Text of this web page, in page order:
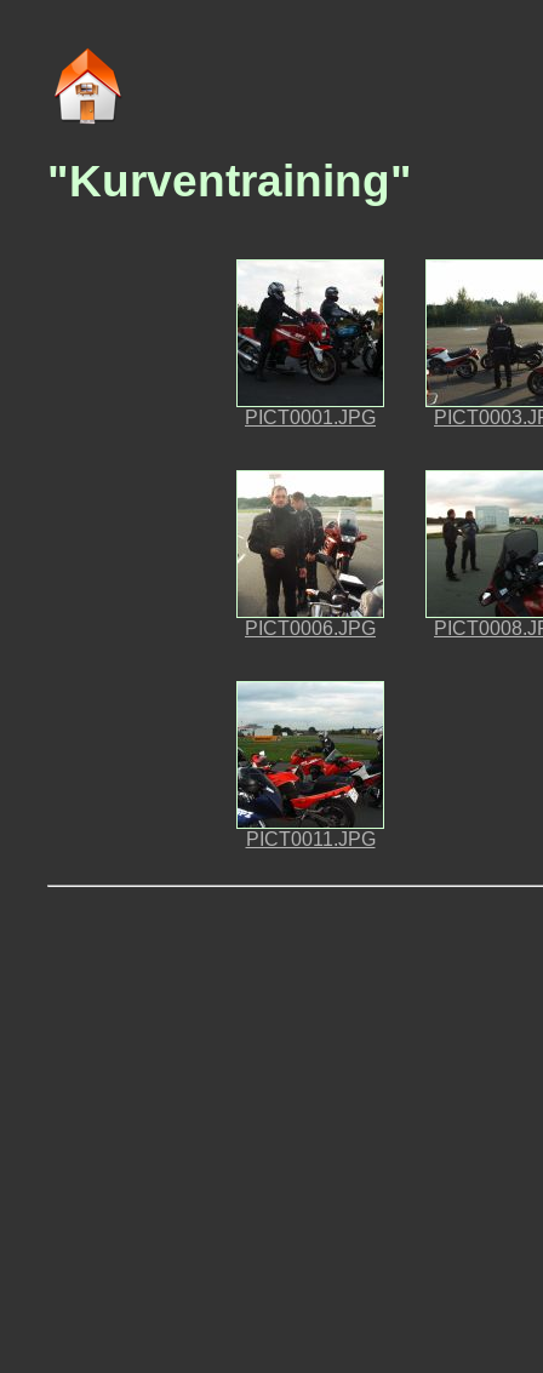
"Kurventraining"
PICT0001.JPG
PICT0006.JPG
PICT0011.JPG